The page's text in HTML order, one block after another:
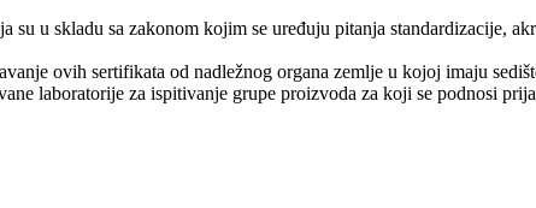
su u skladu sa zakonom kojim se uređuju pitanja standardizacije,
ovih sertifikata od nadležnog organa zemlje u kojoj imaju
laboratorije za ispitivanje grupe proizvoda za koji se podnosi